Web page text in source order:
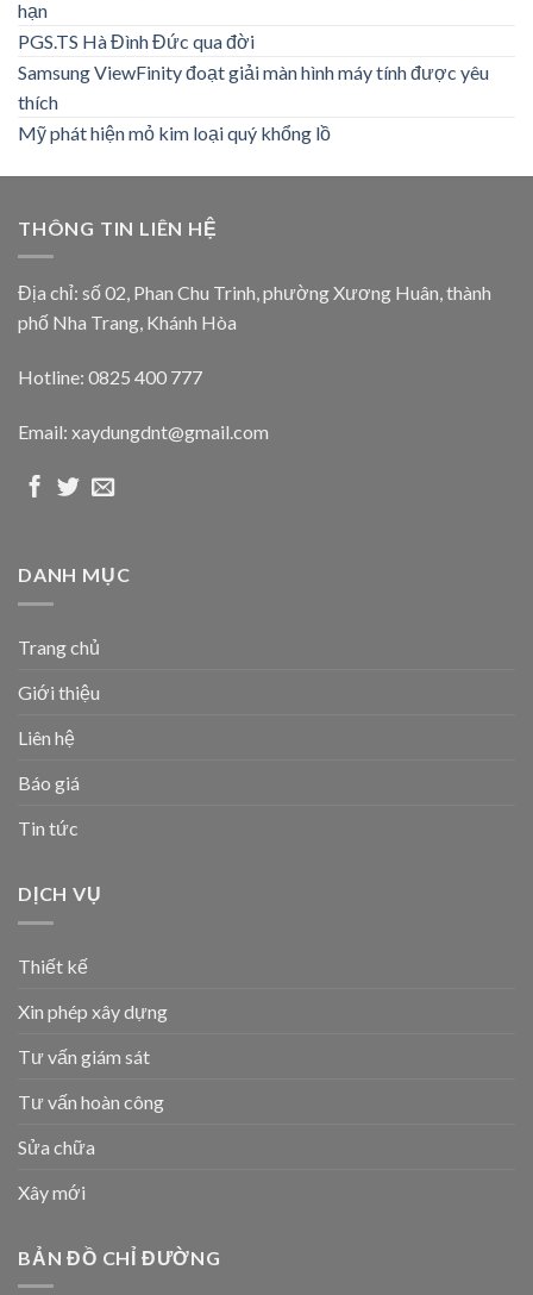
hạn
PGS.TS Hà Đình Đức qua đời
Samsung ViewFinity đoạt giải màn hình máy tính được yêu
thích
Mỹ phát hiện mỏ kim loại quý khổng lồ
THÔNG TIN LIÊN HỆ
Địa chỉ: số 02, Phan Chu Trinh, phường Xương Huân, thành
phố Nha Trang, Khánh Hòa
Hotline: 0825 400 777
Email: xaydungdnt@gmail.com
DANH MỤC
Trang chủ
Giới thiệu
Liên hệ
Báo giá
Tin tức
DỊCH VỤ
Thiết kế
Xin phép xây dựng
Tư vấn giám sát
Tư vấn hoàn công
Sửa chữa
Xây mới
BẢN ĐỒ CHỈ ĐƯỜNG